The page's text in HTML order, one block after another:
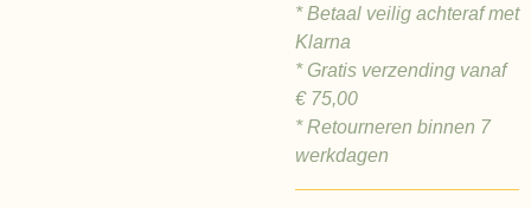
* Betaal veilig achteraf met
Klarna
* Gratis verzending vanaf
€ 75,00
* Retourneren binnen 7
werkdagen